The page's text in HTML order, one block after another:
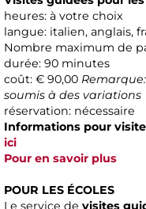
heures: à votre choix
langue: italien, anglais,
Nombre maximum de
durée: 90 minutes
coût: € 90,00
soumis à des variations
réservation: nécessaire
Informations pour
ici
Pour en savoir plus
POUR LES ÉCOLES
Le service de visites